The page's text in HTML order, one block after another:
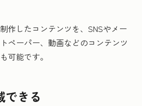
作したコンテンツを、SNSやメー
ペーパー、動画などのコンテンツ
可能です。
できる